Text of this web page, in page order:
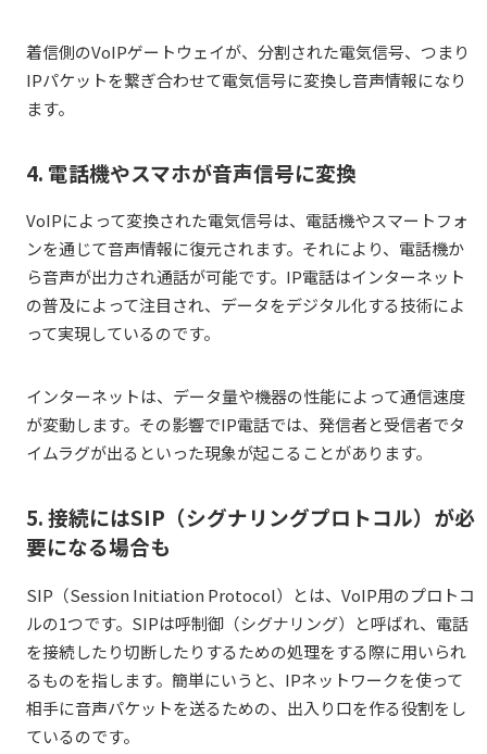
着信側のVoIPゲートウェイが、分割された電気信号、つまり
IPパケットを繋ぎ合わせて電気信号に変換し音声情報になり
ます。
4. 電話機やスマホが音声信号に変換
VoIPによって変換された電気信号は、電話機やスマートフォ
ンを通じて音声情報に復元されます。それにより、電話機か
ら音声が出力され通話が可能です。IP電話はインターネット
の普及によって注目され、データをデジタル化する技術によ
って実現しているのです。
インターネットは、データ量や機器の性能によって通信速度
が変動します。その影響でIP電話では、発信者と受信者でタ
イムラグが出るといった現象が起こることがあります。
5. 接続にはSIP（シグナリングプロトコル）が必
要になる場合も
SIP （Session Initiation Protocol）とは、VoIP用のプロトコ
ルの1つです。SIPは呼制御（シグナリング）と呼ばれ、電話
を接続したり切断したりするための処理をする際に用いられ
るものを指します。簡単にいうと、IPネットワークを使って
相手に音声パケットを送るための、出入り口を作る役割をし
ているのです。